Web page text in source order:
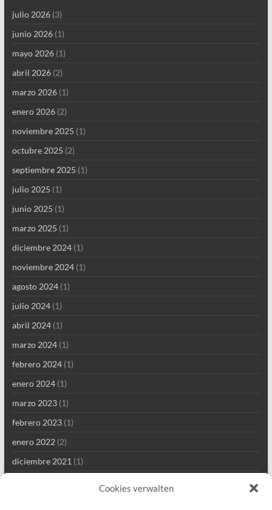
Cookies verwalten
julio 2026(3)
junio 2026(1)
mayo 2026(1)
abril 2026(2)
marzo 2026(1)
enero 2026(2)
noviembre 2025 (1)
octubre 2025 (2)
septiembre 2025 (1)
julio 2025 (1)
junio 2025 (1)
marzo 2025 (1)
diciembre 2024(1)
noviembre 2024(1)
agosto 2024(1)
julio 2024(1)
abril 2024(1)
marzo 2024(1)
febrero 2024(1)
enero 2024(1)
marzo 2023(1)
febrero 2023(1)
enero 2022(2)
diciembre 2021 (1)